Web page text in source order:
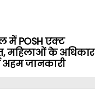
में POSH एक्ट
महिलाओं के अधिकार
अहम जानकारी